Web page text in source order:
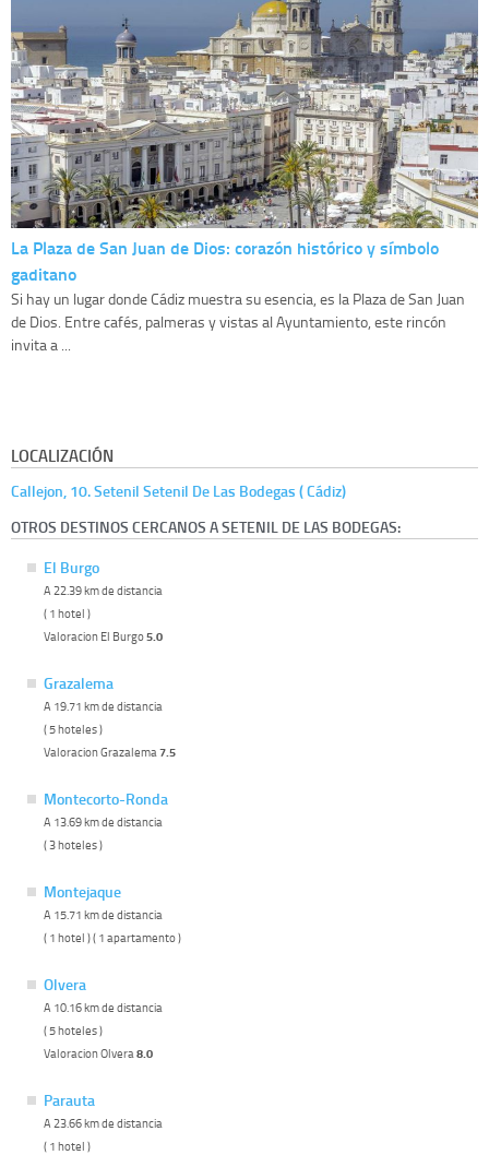
La Plaza de San Juan de Dios: corazón histórico y símbolo
gaditano
Si hay un lugar donde Cádiz muestra su esencia, es la Plaza de San Juan
de Dios. Entre cafés, palmeras y vistas al Ayuntamiento, este rincón
invita a ...
LOCALIZACIÓN
Callejon, 10. Setenil Setenil De Las Bodegas ( Cádiz)
OTROS DESTINOS CERCANOS A SETENIL DE LAS BODEGAS:
El Burgo
A 22.39 km de distancia
( 1 hotel )
Valoracion El Burgo5.0
Grazalema
A 19.71 km de distancia
( 5 hoteles )
Valoracion Grazalema 7.5
Montecorto-Ronda
A 13.69 km de distancia
( 3 hoteles )
Montejaque
A 15.71 km de distancia
( 1 hotel ) ( 1 apartamento )
Olvera
A 10.16 km de distancia
( 5 hoteles )
Valoracion Olvera 8.0
Parauta
A 23.66 km de distancia
( 1 hotel )